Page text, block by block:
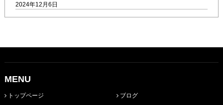
2024年12月6日
MENU
トップページ ブログ